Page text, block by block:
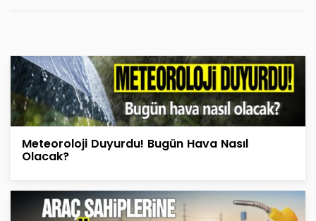
Meteoroloji Duyurdu! Bugün Hava Nasıl
Olacak?